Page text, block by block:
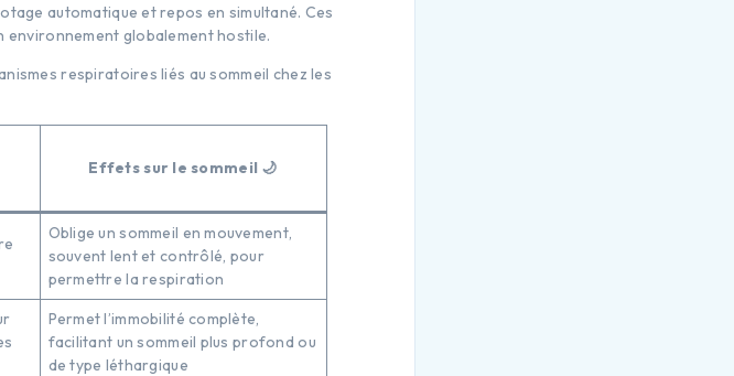
automatique et repos en simultané. Ces
environnement globalement hostile.
respiratoires liés au sommeil chez les
Effets sur le sommeil 🌙
Oblige un sommeil en mouvement,
souvent lent et contrôlé, pour
permettre la respiration
Permet l’immobilité complète,
facilitant un sommeil plus profond ou
de type léthargique